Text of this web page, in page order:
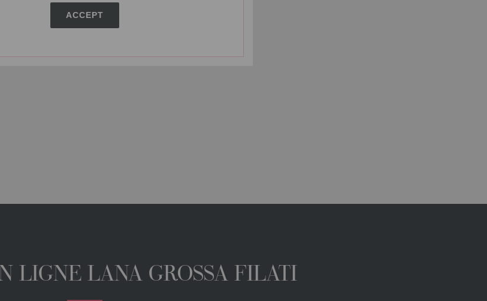
ACCEPT
LIGNE LANA GROSSA FILATI